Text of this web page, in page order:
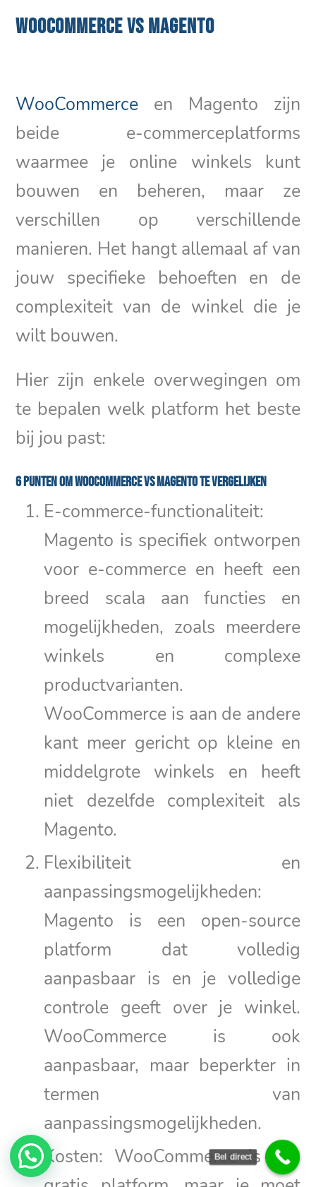
WOOCOMMERCE VS MAGENTO
WooCommerceen Magento zijn
beide e-commerceplatforms
waarmee je online winkels kunt
bouwen en beheren, maar ze
verschillen op verschillende
manieren. Het hangt allemaal af van
jouw specifieke behoeften en de
complexiteit van de winkel die je
wilt bouwen.
Hier zijn enkele overwegingen om
te bepalen welk platform het beste
bij jou past:
6 punten om WooCommerce VS Magento te vergelijken
E-commerce-functionaliteit:
Magento is specifiek ontworpen
voor e-commerce en heeft een
breed scala aan functies en
mogelijkheden, zoals meerdere
winkels en complexe
productvarianten.
WooCommerce is aan de andere
kant meer gericht op kleine en
middelgrote winkels en heeft
niet dezelfde complexiteit als
Magento.
Flexibiliteit en
aanpassingsmogelijkheden:
Magento is een open-source
platform dat volledig
aanpasbaar is en je volledige
controle geeft over je winkel.
WooCommerce is ook
aanpasbaar, maar beperkter in
termen van
aanpassingsmogelijkheden.
Kosten: WooCommerce is een
Bel direct